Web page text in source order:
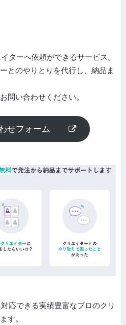
ターへ依頼ができるサービス。
とのやりとりを代行し、納品ま
問い合わせください。
せフォーム
応できる実績豊富なプロのクリ
す。